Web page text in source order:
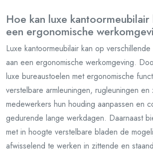
Hoe kan luxe
een ergonomische
Luxe kantoormeubilair kan op
aan een ergonomische werkomgeving.
luxe bureaustoelen met ergonomische
verstelbare armleuningen, rugleuningen en
medewerkers hun houding aanpassen en
gedurende lange werkdagen. Daarnaast
met in hoogte verstelbare bladen de
afwisselend te werken in zittende en